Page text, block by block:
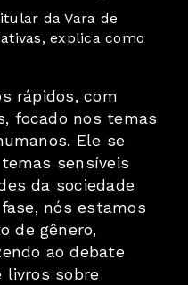
da Vara de
explica como
rápidos, com
focado nos temas
Ele se
sensíveis
da sociedade
nós estamos
de gênero,
ao debate
livros sobre